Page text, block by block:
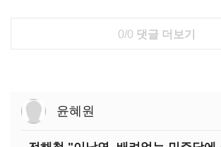
0/0 댓글 더보기
윤혜원